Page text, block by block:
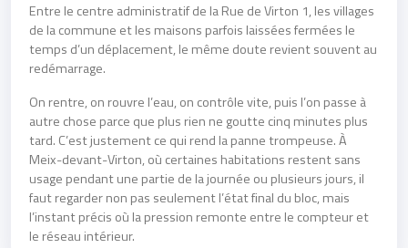
Entre le centre administratif de la Rue de Virton 1, les villages
de la commune et les maisons parfois laissées fermées le
temps d’un déplacement, le même doute revient souvent au
redémarrage.
On rentre, on rouvre l’eau, on contrôle vite, puis l’on passe à
autre chose parce que plus rien ne goutte cinq minutes plus
tard. C’est justement ce qui rend la panne trompeuse. À
Meix-devant-Virton, où certaines habitations restent sans
usage pendant une partie de la journée ou plusieurs jours, il
faut regarder non pas seulement l’état final du bloc, mais
l’instant précis où la pression remonte entre le compteur et
le réseau intérieur.